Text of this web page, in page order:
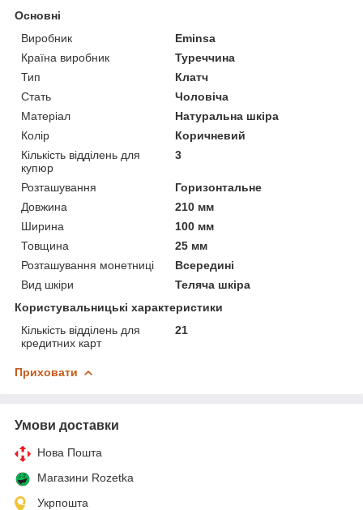
Основні
Виробник
Eminsa
Країна виробник
Туреччина
Тип
Клатч
Стать
Чоловіча
Матеріал
Натуральна шкіра
Колір
Коричневий
Кількість відділень для
купюр
3
Розташування
Горизонтальне
Довжина
210 мм
Ширина
100 мм
Товщина
25 мм
Розташування монетниці
Всередині
Вид шкіри
Теляча шкіра
Користувальницькі характеристики
Кількість відділень для
кредитних карт
21
Приховати
Умови доставки
Нова Пошта
Магазини Rozetka
Укрпошта